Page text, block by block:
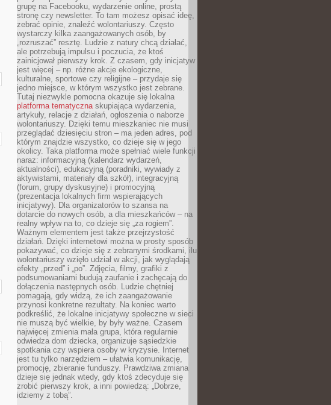
grupę na Facebooku, wydarzenie online, prostą
stronę czy newsletter. To tam możesz opisać ideę,
zebrać opinie, znaleźć wolontariuszy. Często
wystarczy kilka zaangażowanych osób, by
„rozruszać” resztę. Ludzie z natury chcą działać,
ale potrzebują impulsu i poczucia, że ktoś
zainicjował pierwszy krok. Z czasem, gdy inicjatyw
jest więcej – np. różne akcje ekologiczne,
kulturalne, sportowe czy religijne – przydaje się
jedno miejsce, w którym wszystko jest zebrane.
Tutaj niezwykle pomocna okazuje się lokalna
platforma tematycznaskupiająca wydarzenia,
artykuły, relacje z działań, ogłoszenia o naborze
wolontariuszy. Dzięki temu mieszkaniec nie musi
przeglądać dziesięciu stron – ma jeden adres, pod
którym znajdzie wszystko, co dzieje się w jego
okolicy. Taka platforma może spełniać wiele funkcji
naraz: informacyjną (kalendarz wydarzeń,
aktualności), edukacyjną (poradniki, wywiady z
aktywistami, materiały dla szkół), integracyjną
(forum, grupy dyskusyjne) i promocyjną
(prezentacja lokalnych firm wspierających
inicjatywy). Dla organizatorów to szansa na
dotarcie do nowych osób, a dla mieszkańców – na
realny wpływ na to, co dzieje się „za rogiem”.
Ważnym elementem jest także przejrzystość
działań. Dzięki internetowi można w prosty sposób
pokazywać, co dzieje się z zebranymi środkami, ilu
wolontariuszy wzięło udział w akcji, jak wyglądają
efekty „przed” i „po”. Zdjęcia, filmy, grafiki z
podsumowaniami budują zaufanie i zachęcają do
dołączenia następnych osób. Ludzie chętniej
pomagają, gdy widzą, że ich zaangażowanie
przynosi konkretne rezultaty. Na koniec warto
podkreślić, że lokalne inicjatywy społeczne w sieci
nie muszą być wielkie, by były ważne. Czasem
najwięcej zmienia mała grupa, która regularnie
odwiedza dom dziecka, organizuje sąsiedzkie
spotkania czy wspiera osoby w kryzysie. Internet
jest tu tylko narzędziem – ułatwia komunikację,
promocję, zbieranie funduszy. Prawdziwa zmiana
dzieje się jednak wtedy, gdy ktoś zdecyduje się
zrobić pierwszy krok, a inni powiedzą: „Dobrze,
idziemy z tobą”.